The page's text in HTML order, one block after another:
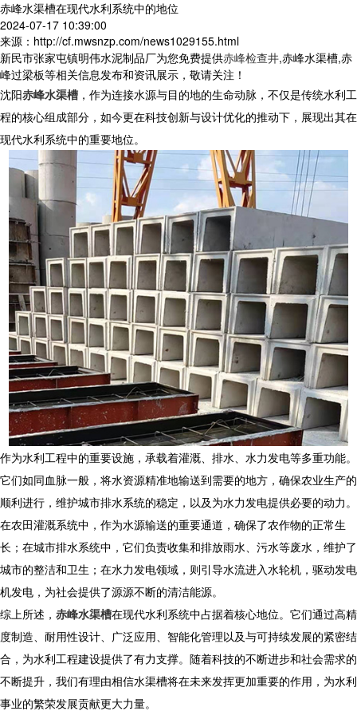
赤峰水渠槽在现代水利系统中的地位
2024-07-17 10:39:00
来源：http://cf.mwsnzp.com/news1029155.html
新民市张家屯镇明伟水泥制品厂为您免费提供赤峰检查井,赤峰水渠槽,赤
峰过梁板等相关信息发布和资讯展示，敬请关注！
沈阳赤峰水渠槽 ，作为连接水源与目的地的生命动脉，不仅是传统水利工
程的核心组成部分，如今更在科技创新与设计优化的推动下，展现出其在
现代水利系统中的重要地位。
作为水利工程中的重要设施，承载着灌溉、排水、水力发电等多重功能。
它们如同血脉一般，将水资源精准地输送到需要的地方，确保农业生产的
顺利进行，维护城市排水系统的稳定，以及为水力发电提供必要的动力。
在农田灌溉系统中，作为水源输送的重要通道，确保了农作物的正常生
长；在城市排水系统中，它们负责收集和排放雨水、污水等废水，维护了
城市的整洁和卫生；在水力发电领域，则引导水流进入水轮机，驱动发电
机发电，为社会提供了源源不断的清洁能源。
综上所述， 赤峰水渠槽在现代水利系统中占据着核心地位。它们通过高精
度制造、耐用性设计、广泛应用、智能化管理以及与可持续发展的紧密结
合，为水利工程建设提供了有力支撑。随着科技的不断进步和社会需求的
不断提升，我们有理由相信水渠槽将在未来发挥更加重要的作用，为水利
事业的繁荣发展贡献更大力量。